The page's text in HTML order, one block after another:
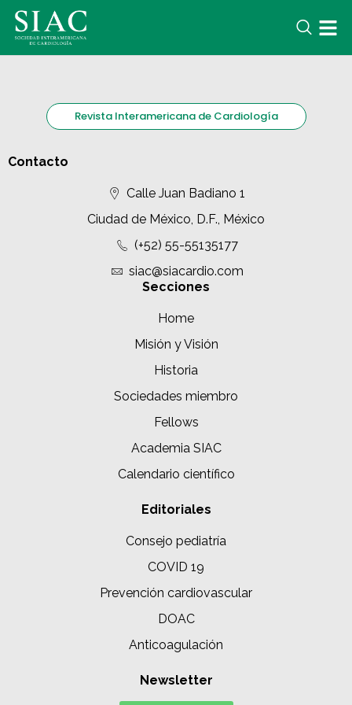
Revista Interamericana de Cardiología
Contacto
Calle Juan Badiano 1
Ciudad de México, D.F., México
(+52) 55-55135177
siac@siacardio.com
Secciones
Home
Misión y Visión
Historia
Sociedades miembro
Fellows
Academia SIAC
Calendario científico
Editoriales
Consejo pediatría
COVID 19
Prevención cardiovascular
DOAC
Anticoagulación
Newsletter